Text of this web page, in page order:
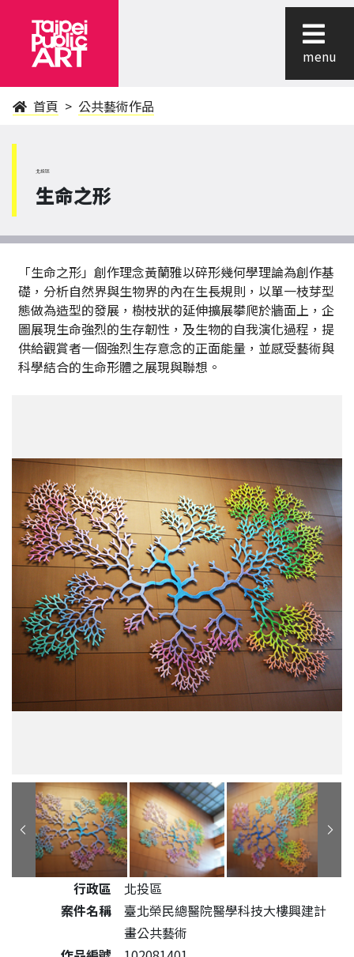
menu
首頁 公共藝術作品
北投區
生命之形
「生命之形」創作理念黃蘭雅以碎形幾何學理論為創作基
礎，分析自然界與生物界的內在生長規則，以單一枝芽型
態做為造型的發展，樹枝狀的延伸擴展攀爬於牆面上，企
圖展現生命強烈的生存韌性，及生物的自我演化過程，提
供給觀賞者一個強烈生存意念的正面能量，並感受藝術與
科學結合的生命形體之展現與聯想。
公共藝術作品詳細資料
行政區
北投區
案件名稱
臺北榮民總醫院醫學科技大樓興建計
畫公共藝術